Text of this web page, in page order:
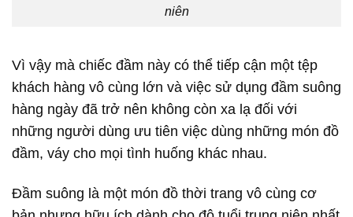
niên
Vì vậy mà chiếc đầm này có thể tiếp cận một tệp
khách hàng vô cùng lớn và việc sử dụng đầm suông
hàng ngày đã trở nên không còn xa lạ đối với
những người dùng ưu tiên việc dùng những món đồ
đầm, váy cho mọi tình huống khác nhau.
Đầm suông là một món đồ thời trang vô cùng cơ